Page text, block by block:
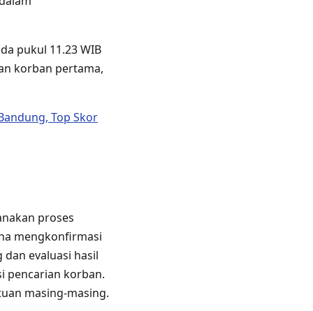
pukul 11.23 WIB
korban pertama,
Top Skor
proses
mengkonfirmasi
evaluasi hasil
pencarian korban.
masing-masing.